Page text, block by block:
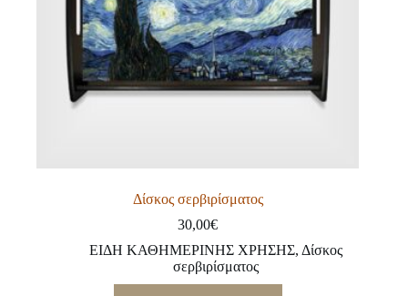
Δίσκος σερβιρίσματος
30,00€
ΕΙΔΗ ΚΑΘΗΜΕΡΙΝΗΣ ΧΡΗΣΗΣ, Δίσκος
σερβιρίσματος